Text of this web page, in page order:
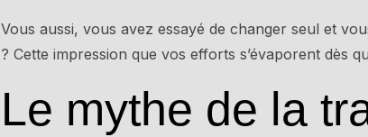
Vous aussi, vous avez essayé de changer seul et
? Cette impression que vos efforts s’évaporent dès
Le mythe de la